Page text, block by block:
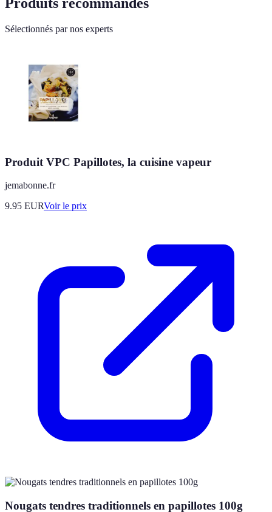
Sélectionnés par nos experts
Produit VPC Papillotes, la cuisine vapeur
jemabonne.fr
9.95 EURVoir le prix
Nougats tendres traditionnels en papillotes 100g